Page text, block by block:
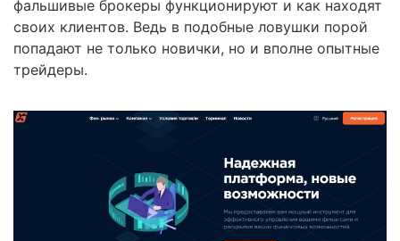
фальшивые брокеры функционируют и как находят
своих клиентов. Ведь в подобные ловушки порой
попадают не только новички, но и вполне опытные
трейдеры.